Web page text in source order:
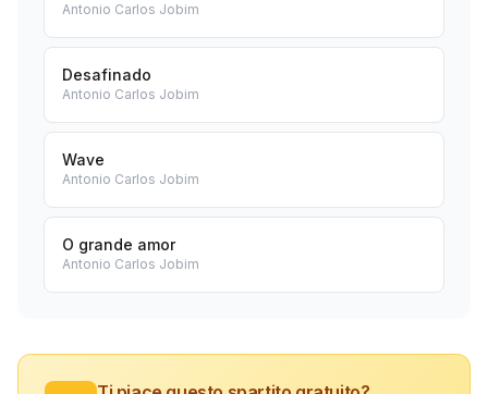
Antonio Carlos Jobim
Desafinado
Antonio Carlos Jobim
Wave
Antonio Carlos Jobim
O grande amor
Antonio Carlos Jobim